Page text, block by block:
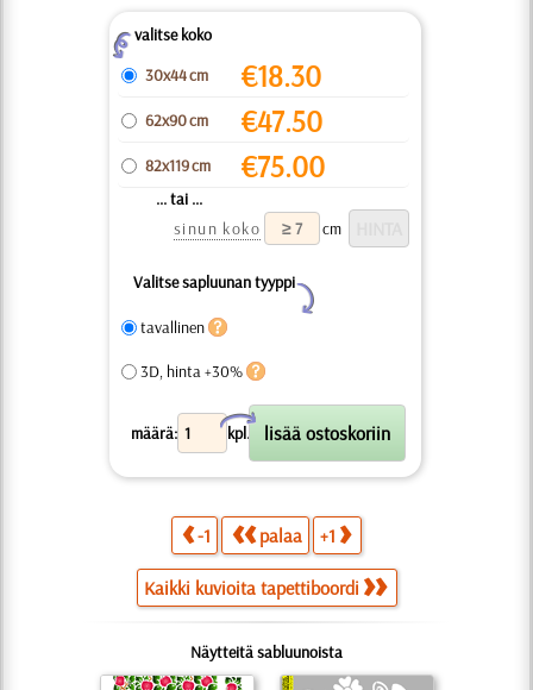
Zvalitse koko
30x44 cm
€18.30
62x90 cm €47.50
82x119 cm €75.00
... tai ...
sinun koko
cm
Valitse sapluunan tyyppi
Y
tavallinen
3D, hinta +30%
määrä: kpl.
X
-1 palaa +1
Kaikki kuvioita tapettiboordi
Näytteitä sabluunoista